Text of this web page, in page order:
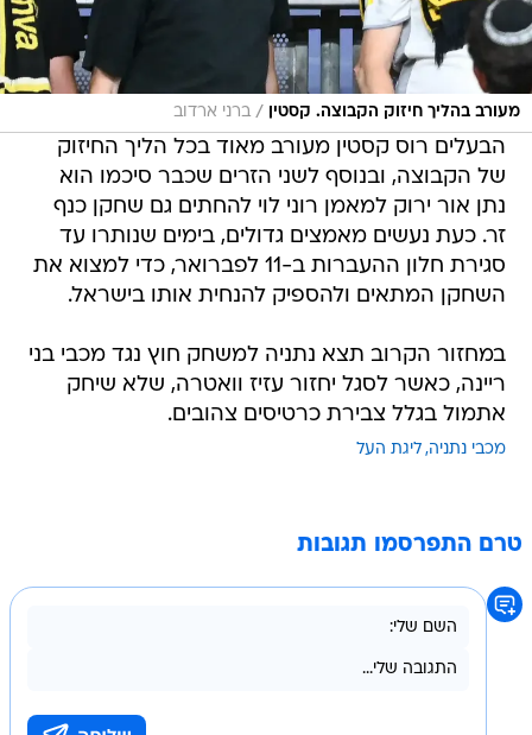
מעורב בהליך חיזוק הקבוצה. קסטין / ברני ארדוב
הבעלים רוס קסטין מעורב מאוד בכל הליך החיזוק
של הקבוצה, ובנוסף לשני הזרים שכבר סיכמו הוא
נתן אור ירוק למאמן רוני לוי להחתים גם שחקן כנף
זר. כעת נעשים מאמצים גדולים, בימים שנותרו עד
סגירת חלון ההעברות ב-11 לפברואר, כדי למצוא את
השחקן המתאים ולהספיק להנחית אותו בישראל.
במחזור הקרוב תצא נתניה למשחק חוץ נגד מכבי בני
ריינה, כאשר לסגל יחזור עזיז וואטרה, שלא שיחק
אתמול בגלל צבירת כרטיסים צהובים.
מכבי נתניה ליגת העל
טרם התפרסמו תגובות